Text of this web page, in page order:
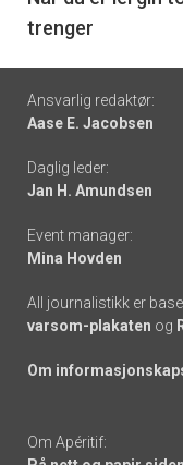
trenger
Footer
-
links
Ansvarlig redaktør:
Aase E. Jacobsen
Daglig leder:
Jan H. Amundsen
Event manager:
Mina Hovden
All journalistikk er
varsom-plakaten og
Om
Om Apéritif: